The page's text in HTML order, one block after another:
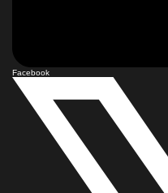
Facebook